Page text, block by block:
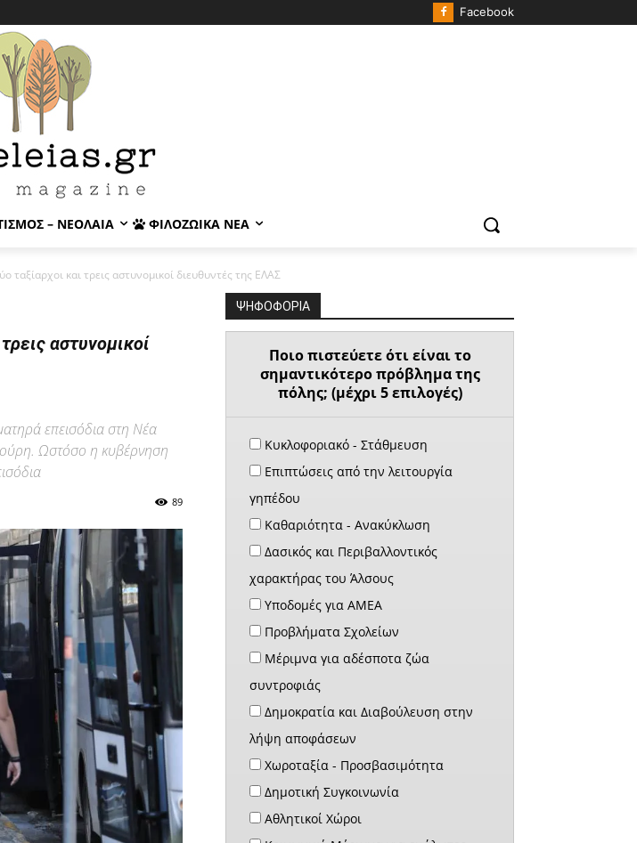
Facebook
– ΝΕΟΛΑΊΑ ΦΙΛΟΖΩΙΚΆ ΝΈΑ
και τρεις αστυνομικοί διευθυντές της ΕΛΑΣ
αστυνομικοί
επεισόδια στη Νέα
Ωστόσο η κυβέρνηση
89
ΨΗΦΟΦΟΡΙΑ
Ποιο πιστεύετε ότι είναι το
σημαντικότερο πρόβλημα της
πόλης; (μέχρι 5 επιλογές)
Κυκλοφοριακό - Στάθμευση
Επιπτώσεις από την λειτουργία
γηπέδου
Καθαριότητα - Ανακύκλωση
Δασικός και Περιβαλλοντικός
χαρακτήρας του Άλσους
Υποδομές για ΑΜΕΑ
Προβλήματα Σχολείων
Μέριμνα για αδέσποτα ζώα
συντροφιάς
Δημοκρατία και Διαβούλευση στην
λήψη αποφάσεων
Χωροταξία - Προσβασιμότητα
Δημοτική Συγκοινωνία
Αθλητικοί Χώροι